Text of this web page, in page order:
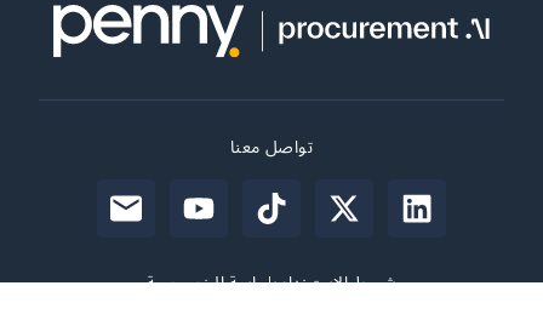
شروط الاستخدامسياسة الخصوصية
تواصل معنا